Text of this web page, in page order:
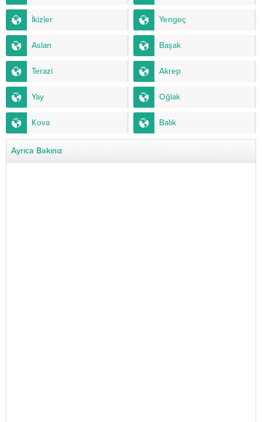
İkizler Yengeç
Aslan Başak
Terazi Akrep
Yay Oğlak
Kova Balık
Ayrıca Bakınız